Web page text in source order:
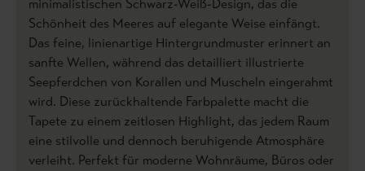
minimalistischen Schwarz-Weiß-Design, das die
Schönheit des Meeres auf elegante Weise einfängt.
Das feine, linienartige Hintergrundmuster erinnert an
sanfte Wellen, während das detailliert illustrierte
Seepferdchen von Korallen und Muscheln eingerahmt
wird. Diese zurückhaltende Farbpalette macht die
Tapete zu einem zeitlosen Highlight, das jedem Raum
eine stilvolle und dennoch beruhigende Atmosphäre
verleiht. Perfekt für moderne Wohnräume, Büros oder